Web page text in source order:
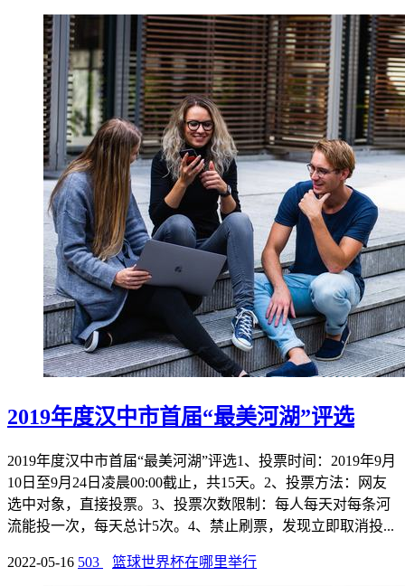
2019年度汉中市首届“最美河湖”评选
2019年度汉中市首届“最美河湖”评选1、投票时间：2019年9月
10日至9月24日凌晨00:00截止，共15天。2、投票方法：网友
选中对象，直接投票。3、投票次数限制：每人每天对每条河
流能投一次，每天总计5次。4、禁止刷票，发现立即取消投...
2022-05-16 503 篮球世界杯在哪里举行